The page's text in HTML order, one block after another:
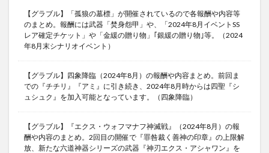
【グラブル】「孤狼の墓標」が開催されているので各報酬や内容等
のまとめ。報酬には武器「焚身怨甲」や、「2024年8月イベントSS
レア確定チケット」や「金緩の贈り物」｢銀緩の贈り物｣等。（2024
年8月末シナリオイベント）
【グラブル】四象降臨（2024年8月）の報酬や内容まとめ。前回ま
での『チチリ』『アミ』に引き続き、2024年8月時からは四聖『シ
ュシュク』を加入可能となっています。（四象降臨）
【グラブル】『エクス・ウォフマナフ神滅戦』（2024年8月）の報
酬や内容のまとめ。2回目の開催で『罪咎裁く善神の印章』の上限解
放、新たな六道神器シリーズの武器『神刃エクス・アシャワン』を